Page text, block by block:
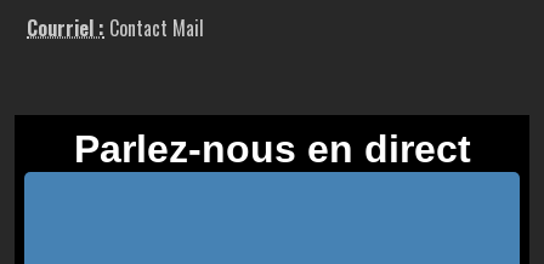
Courriel : Contact Mail